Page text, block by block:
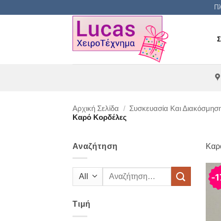
Αρχική Σελίδα / Συσκευασία Και
Καρό Κορδέλες
Αναζήτηση
Αναζήτηση
Τιμή